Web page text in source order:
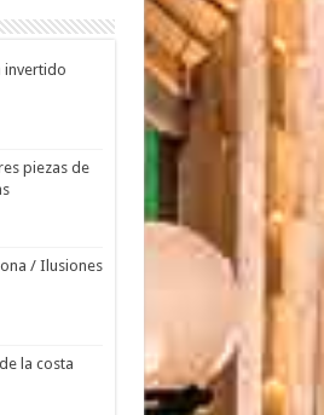
invertido
piezas de
/ Ilusiones
la costa